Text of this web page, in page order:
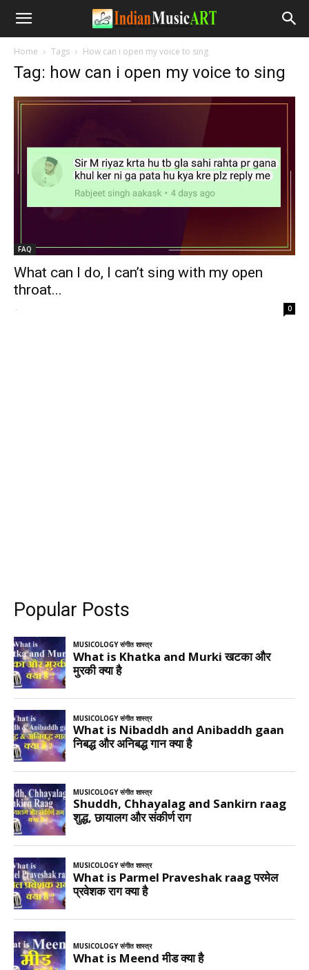
Home Tags How can i open my voice to sing
Tag: how can i open my voice to sing
FAQ
What can I do, I can’t sing with my open
throat...
- 0
Popular Posts